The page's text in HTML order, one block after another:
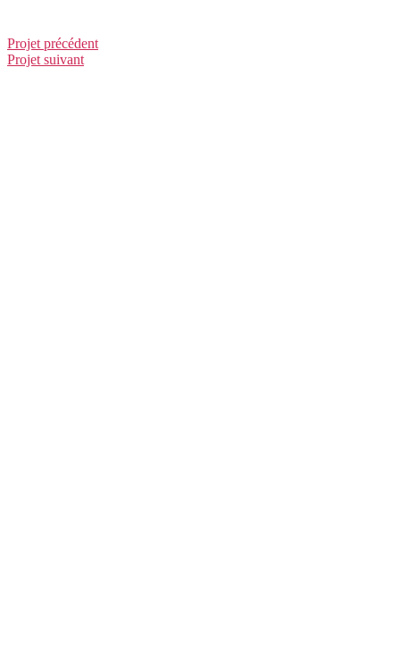
Projet précédent
Projet suivant